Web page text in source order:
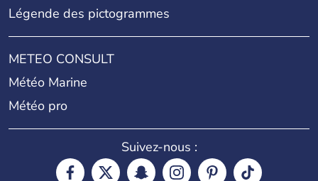
Légende des pictogrammes
METEO CONSULT
Météo Marine
Météo pro
Suivez-nous :